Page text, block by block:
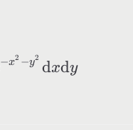
−x2 −y2 dxdy